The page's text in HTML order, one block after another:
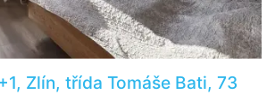
Zlín, třída Tomáše Bati, 73